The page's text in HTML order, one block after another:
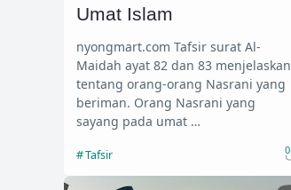
Umat Islam
nyongmart.com Tafsir surat Al-
Maidah ayat 82 dan 83 menjelaskan
tentang orang-orang Nasrani yang
beriman. Orang Nasrani yang
sayang pada umat …
Tafsir 0